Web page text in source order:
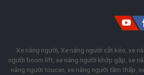
Xe nâng người Xe nâng người cắt kéo xe
người boom lift xe nâng người khớp gập xe
nâng người toucan xe nâng người tầm thấp